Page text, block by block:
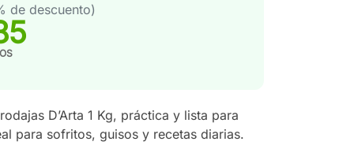
de descuento)
D’Arta 1 Kg, práctica y lista para
para sofritos, guisos y recetas diarias.